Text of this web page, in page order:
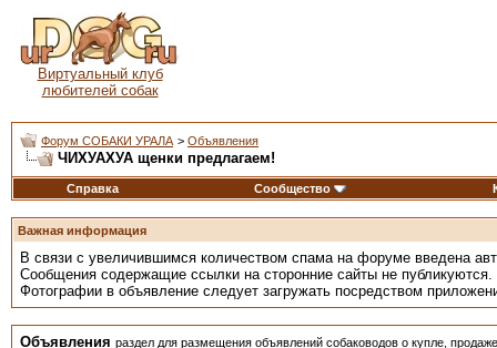
Виртуальный клуб
любителей собак
Форум СОБАКИ УРАЛА > Объявления
ЧИХУАХУА щенки предлагаем!
Справка Сообщество
Важная информация
В связи с увеличившимся количеством спама на форуме введена
Сообщения содержащие ссылки на сторонние сайты не публикуются.
Фотографии в объявление следует загружать посредством
Объявления раздел для размещения объявлений собаководов о купле,